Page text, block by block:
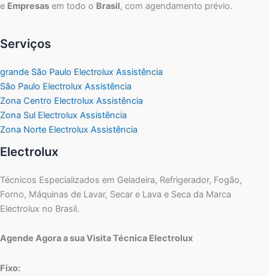
e Empresas em todo o Brasil, com agendamento prévio.
Serviços
grande São Paulo Electrolux Assistência
São Paulo Electrolux Assistência
Zona Centro Electrolux Assistência
Zona Sul Electrolux Assistência
Zona Norte Electrolux Assistência
Electrolux
Técnicos Especializados em Geladeira, Refrigerador, Fogão,
Forno, Máquinas de Lavar, Secar e Lava e Seca da Marca
Electrolux no Brasil.
Agende Agora a sua Visita Técnica Electrolux
Fixo: